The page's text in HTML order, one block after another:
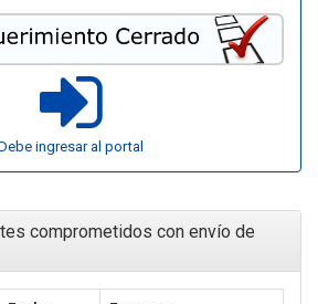
ingresar al portal
comprometidos con envío de